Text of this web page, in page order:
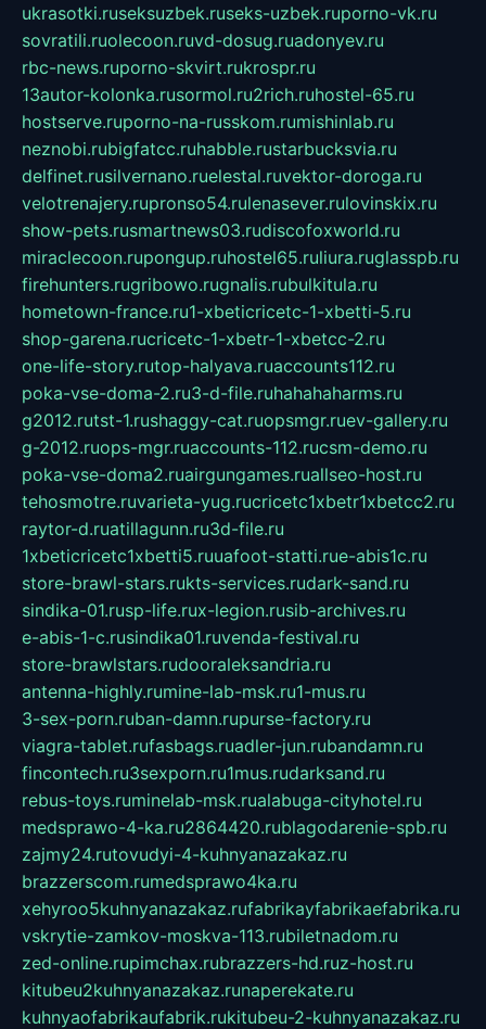
ukrasotki.ruseksuzbek.ruseks-uzbek.ruporno-vk.ru
sovratili.ruolecoon.ruvd-dosug.ruadonyev.ru
rbc-news.ruporno-skvirt.rukrospr.ru
13autor-kolonka.rusormol.ru2rich.ruhostel-65.ru
hostserve.ruporno-na-russkom.rumishinlab.ru
neznobi.rubigfatcc.ruhabble.rustarbucksvia.ru
delfinet.rusilvernano.ruelestal.ruvektor-doroga.ru
velotrenajery.rupronso54.rulenasever.rulovinskix.ru
show-pets.rusmartnews03.rudiscofoxworld.ru
miraclecoon.rupongup.ruhostel65.ruliura.ruglasspb.ru
firehunters.rugribowo.rugnalis.rubulkitula.ru
hometown-france.ru1-xbeticricetc-1-xbetti-5.ru
shop-garena.rucricetc-1-xbetr-1-xbetcc-2.ru
one-life-story.rutop-halyava.ruaccounts112.ru
poka-vse-doma-2.ru3-d-file.ruhahahaharms.ru
g2012.rutst-1.rushaggy-cat.ruopsmgr.ruev-gallery.ru
g-2012.ruops-mgr.ruaccounts-112.rucsm-demo.ru
poka-vse-doma2.ruairgungames.ruallseo-host.ru
tehosmotre.ruvarieta-yug.rucricetc1xbetr1xbetcc2.ru
raytor-d.ruatillagunn.ru3d-file.ru
1xbeticricetc1xbetti5.ruuafoot-statti.rue-abis1c.ru
store-brawl-stars.rukts-services.rudark-sand.ru
sindika-01.rusp-life.rux-legion.rusib-archives.ru
e-abis-1-c.rusindika01.ruvenda-festival.ru
store-brawlstars.rudooraleksandria.ru
antenna-highly.rumine-lab-msk.ru1-mus.ru
3-sex-porn.ruban-damn.rupurse-factory.ru
viagra-tablet.rufasbags.ruadler-jun.rubandamn.ru
fincontech.ru3sexporn.ru1mus.rudarksand.ru
rebus-toys.ruminelab-msk.rualabuga-cityhotel.ru
medsprawo-4-ka.ru2864420.rublagodarenie-spb.ru
zajmy24.rutovudyi-4-kuhnyanazakaz.ru
brazzerscom.rumedsprawo4ka.ru
xehyroo5kuhnyanazakaz.rufabrikayfabrikaefabrika.ru
vskrytie-zamkov-moskva-113.rubiletnadom.ru
zed-online.rupimchax.rubrazzers-hd.ruz-host.ru
kitubeu2kuhnyanazakaz.runaperekate.ru
kuhnyaofabrikaufabrik.rukitubeu-2-kuhnyanazakaz.ru